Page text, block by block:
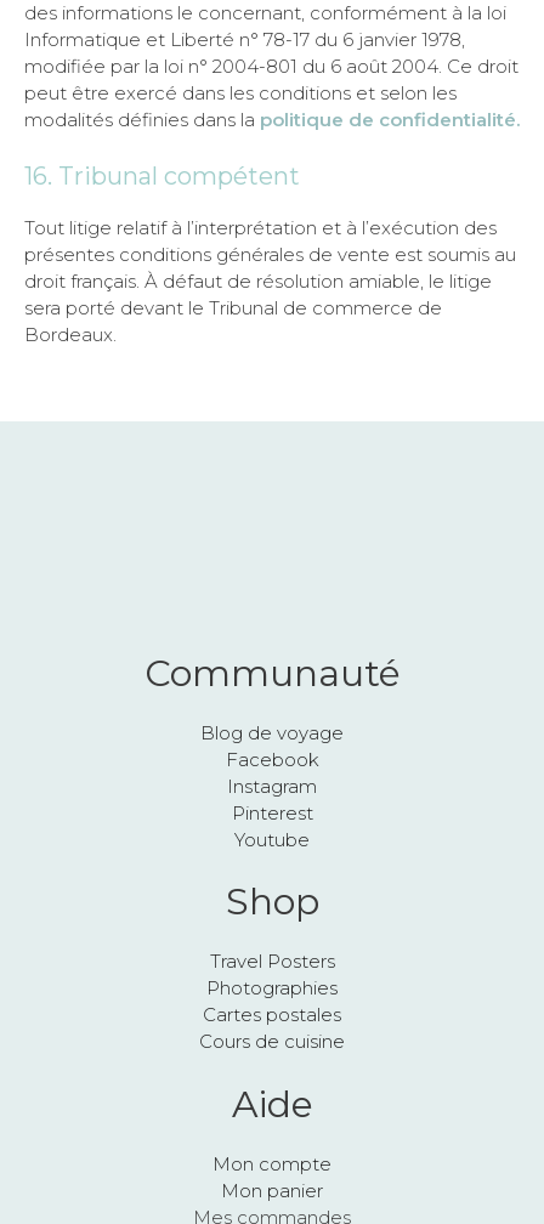
des informations le concernant, conformément à la loi
Informatique et Liberté n° 78-17 du 6 janvier 1978,
modifiée par la loi n° 2004-801 du 6 août 2004. Ce droit
peut être exercé dans les conditions et selon les
modalités définies dans la politique de confidentialité.
16. Tribunal compétent
Tout litige relatif à l’interprétation et à l’exécution des
présentes conditions générales de vente est soumis au
droit français. À défaut de résolution amiable, le litige
sera porté devant le Tribunal de commerce de
Bordeaux.
Communauté
Blog de voyage
Facebook
Instagram
Pinterest
Youtube
Shop
Travel Posters
Photographies
Cartes postales
Cours de cuisine
Aide
Mon compte
Mon panier
Mes commandes